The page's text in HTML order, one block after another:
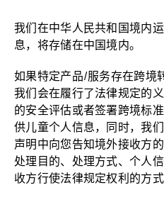
我们在中华人民共和国境内
息，将存储在中国境内。
如果特定产品/服务存在跨境
我们会在履行了法律规定的
的安全评估或者签署跨境标
供儿童个人信息，同时，我
声明中向您告知境外接收方
处理目的、处理方式、个人
收方行使法律规定权利的方